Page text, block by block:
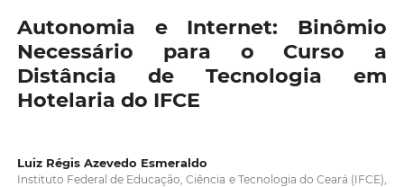
Autonomia e Internet: Binômio
Necessário para o Curso a
Distância de Tecnologia em
Hotelaria do IFCE
Luiz Régis Azevedo Esmeraldo
Instituto Federal de Educação, Ciência e Tecnologia do Ceará (IFCE),